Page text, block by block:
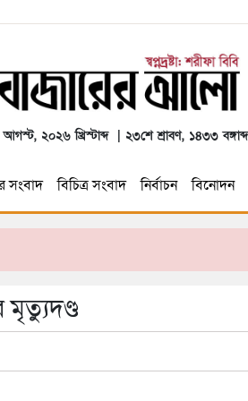
২০২৬ খ্রিস্টাব্দ | ২৩শে শ্রাবণ, ১৪৩৩ বঙ্গাব্দ
সংবাদ বিচিত্র সংবাদ নির্বাচন বিনোদন
মৃত্যুদণ্ড